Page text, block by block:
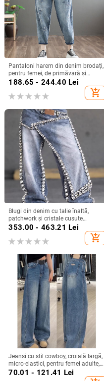
Pantaloni harem din denim brodați,
pentru femei, de primăvară și
toamnă, lejeri, plus mărime, cu talie
elastică, retro, distressed, casual,
crop
188.65 - 244.40 Lei
add_shopping_cart
Blugi din denim cu talie înaltă,
patchwork și cristale cusute
manual, drepti, largi pentru femei,
353.00 - 463.21 Lei
add_shopping_cart
Jeansi cu stil cowboy, croială largă,
micro-elastici, pentru femei adulte,
iarna 2025
70.01 - 121.41 Lei